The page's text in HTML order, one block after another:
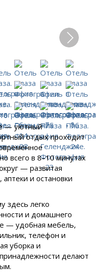
— уютный
отдых проходит
всего в 8–10 минутах
— развитая
и остановки
здесь легко
и домашнего
— удобная мебель,
телефон и
уборка и
делают